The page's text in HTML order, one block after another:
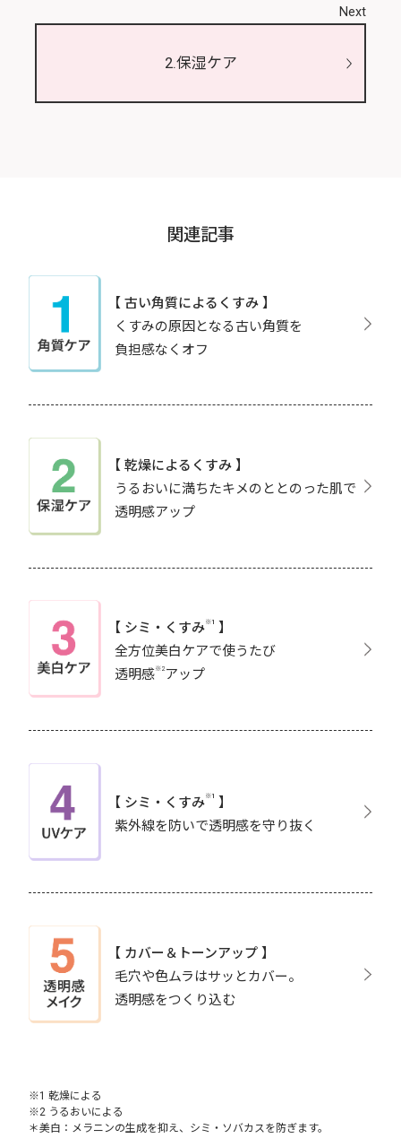
Next
2.保湿ケア
関連記事
【 古い角質によるくすみ 】
くすみの原因となる古い角質を
負担感なくオフ
【 乾燥によるくすみ 】
うるおいに満ちたキメのととのった肌で
透明感アップ
【 シミ・くすみ※1
】
全方位美白ケアで使うたび
透明感※2アップ
【 シミ・くすみ※1
】
紫外線を防いで透明感を守り抜く
【 カバー＆トーンアップ 】
毛穴や色ムラはサッとカバー。
透明感をつくり込む
※1 乾燥による
※2 うるおいによる
＊美白：メラニンの生成を抑え、シミ・ソバカスを防ぎます。